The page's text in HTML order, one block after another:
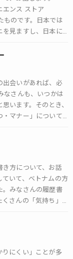
エンス ストア
ものです。日本では
を見ますし、日本に
思 […]
出会いがあれば、必
なさんも、いつかは
います。そのとき、
・マナー」について
この国でも […]
方について、お話
ていて、ベトナムの方
。みなさんの履歴書
さんの「気持ち」
、「細かなミス […]
にくい」ことが多